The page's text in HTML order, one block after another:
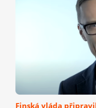
Finská vláda